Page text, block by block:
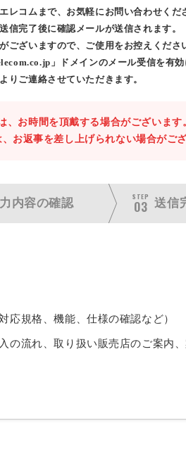
レコムまで、お気軽にお問い合わせくだ
信完了後に確認メールが送信されます。
ざいますので、ご使用をお控えくださ
」ドメインのメール受信を有効
りご連絡させていただきます。
、お時間を頂戴する場合がございます
お返事を差し上げられない場合がござ
内容の確認
STEP
03 送信
対応規格、機能、仕様の確認など）
入の流れ、取り扱い販売店のご案内